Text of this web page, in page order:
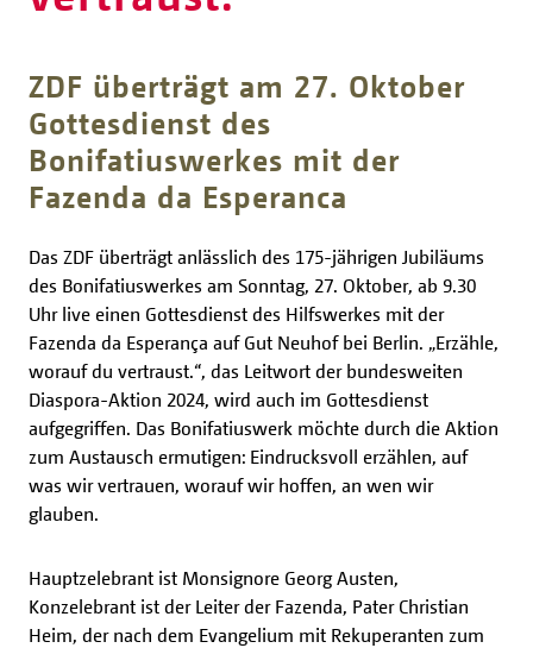
ZDF überträgt am 27. Oktober
Gottesdienst des
Bonifatiuswerkes mit der
Fazenda da Esperanca
Das ZDF überträgt anlässlich des 175-jährigen Jubiläums
des Bonifatiuswerkes am Sonntag, 27. Oktober, ab 9.30
Uhr live einen Gottesdienst des Hilfswerkes mit der
Fazenda da Esperança auf Gut Neuhof bei Berlin. „Erzähle,
worauf du vertraust.“, das Leitwort der bundesweiten
Diaspora-Aktion 2024, wird auch im Gottesdienst
aufgegriffen. Das Bonifatiuswerk möchte durch die Aktion
zum Austausch ermutigen: Eindrucksvoll erzählen, auf
was wir vertrauen, worauf wir hoffen, an wen wir
glauben.
Hauptzelebrant ist Monsignore Georg Austen,
Konzelebrant ist der Leiter der Fazenda, Pater Christian
Heim, der nach dem Evangelium mit Rekuperanten zum